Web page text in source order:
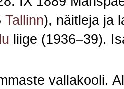
Tallinn), näitleja ja
liige (1936–39).
vallakooli.